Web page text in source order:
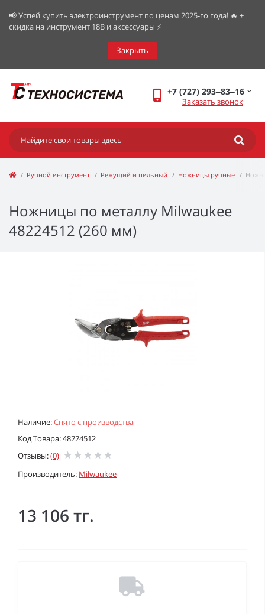
📢 Успей купить электроинструмент по ценам 2025-го года! 🔥 +
скидка на инструмент 18В и аксессуары ⚡️
Закрыть
+7 (727) 293‒83‒16
Заказать звонок
Ручной инструмент Режущий и пильный Ножницы ручные
Ножницы по металлу Milwaukee
48224512 (260 мм)
Наличие:Снято с производства
Код Товара: 48224512
Отзывы:(0)
Производитель: Milwaukee
13 106 тг.